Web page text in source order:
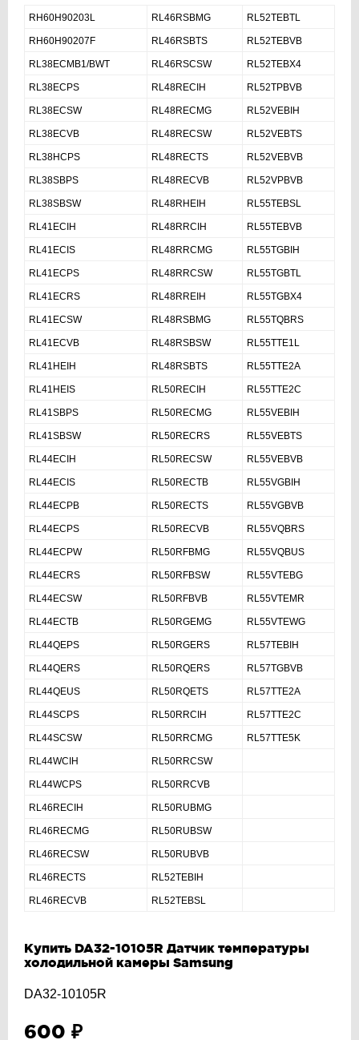
RH60H90203L RL46RSBMG RL52TEBTL
RH60H90207F RL46RSBTS RL52TEBVB
RL38ECMB1/BWT RL46RSCSW RL52TEBX4
RL38ECPS RL48RECIH RL52TPBVB
RL38ECSW RL48RECMG RL52VEBIH
RL38ECVB RL48RECSW RL52VEBTS
RL38HCPS RL48RECTS RL52VEBVB
RL38SBPS RL48RECVB RL52VPBVB
RL38SBSW RL48RHEIH RL55TEBSL
RL41ECIH RL48RRCIH RL55TEBVB
RL41ECIS RL48RRCMG RL55TGBIH
RL41ECPS RL48RRCSW RL55TGBTL
RL41ECRS RL48RREIH RL55TGBX4
RL41ECSW RL48RSBMG RL55TQBRS
RL41ECVB RL48RSBSW RL55TTE1L
RL41HEIH RL48RSBTS RL55TTE2A
RL41HEIS RL50RECIH RL55TTE2C
RL41SBPS RL50RECMG RL55VEBIH
RL41SBSW RL50RECRS RL55VEBTS
RL44ECIH RL50RECSW RL55VEBVB
RL44ECIS RL50RECTB RL55VGBIH
RL44ECPB RL50RECTS RL55VGBVB
RL44ECPS RL50RECVB RL55VQBRS
RL44ECPW RL50RFBMG RL55VQBUS
RL44ECRS RL50RFBSW RL55VTEBG
RL44ECSW RL50RFBVB RL55VTEMR
RL44ECTB RL50RGEMG RL55VTEWG
RL44QEPS RL50RGERS RL57TEBIH
RL44QERS RL50RQERS RL57TGBVB
RL44QEUS RL50RQETS RL57TTE2A
RL44SCPS RL50RRCIH RL57TTE2C
RL44SCSW RL50RRCMG RL57TTE5K
RL44WCIH RL50RRCSW
RL44WCPS RL50RRCVB
RL46RECIH RL50RUBMG
RL46RECMG RL50RUBSW
RL46RECSW RL50RUBVB
RL46RECTS RL52TEBIH
RL46RECVB RL52TEBSL
Купить DA32-10105R Датчик температуры
холодильной камеры Samsung
DA32-10105R
600 ₽